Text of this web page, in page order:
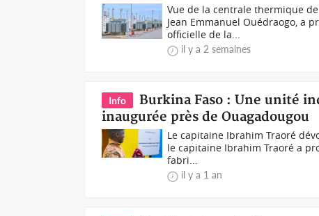
Vue de la centrale thermique
Jean Emmanuel Ouédraogo, a
officielle de la...
il y a 2 semaines
Info
Burkina Faso : Une unité
inaugurée près de Ouagadougou
Le capitaine Ibrahim Traoré
le capitaine Ibrahim Traoré a
fabri...
il y a 1 an